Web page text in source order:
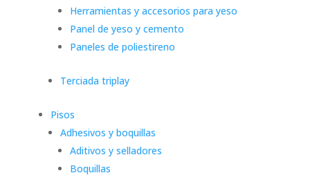
Herramientas y accesorios para yeso
Panel de yeso y cemento
Paneles de poliestireno
Terciada triplay
Pisos
Adhesivos y boquillas
Aditivos y selladores
Boquillas